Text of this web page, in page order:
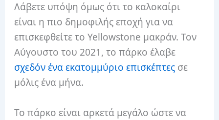
Λάβετε υπόψη όμως ότι το καλοκαίρι
είναι η πιο δημοφιλής εποχή για να
επισκεφθείτε το Yellowstone μακράν. Τον
Αύγουστο του 2021, το πάρκο έλαβε
σχεδόν ένα εκατομμύριο επισκέπτες σε
μόλις ένα μήνα.
Το πάρκο είναι αρκετά μεγάλο ώστε να